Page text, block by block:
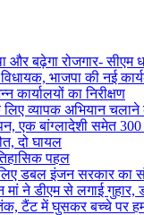
और बढ़ेगा रोजगार- सीएम
भाजपा की नई
कार्यालयों का निरीक्षण
व्यापक अभियान चलाने
एक बांग्लादेशी समेत 300
दो घायल
पहल
डबल इंजन सरकार का
ने डीएम से लगाई
टैंट में घुसकर बच्चे पर